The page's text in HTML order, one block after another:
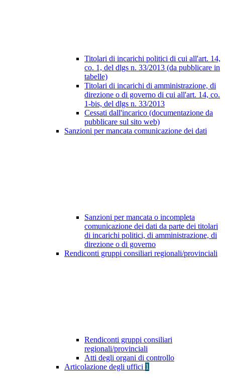
Titolari di incarichi politici di cui all'art. 14,
co. 1, del dlgs n. 33/2013 (da pubblicare in
tabelle)
Titolari di incarichi di amministrazione, di
direzione o di governo di cui all'art. 14, co.
1-bis, del dlgs n. 33/2013
Cessati dall'incarico (documentazione da
pubblicare sul sito web)
Sanzioni per mancata comunicazione dei dati
Sanzioni per mancata o incompleta
comunicazione dei dati da parte dei titolari
di incarichi politici, di amministrazione, di
direzione o di governo
Rendiconti gruppi consiliari regionali/provinciali
Rendiconti gruppi consiliari
regionali/provinciali
Atti degli organi di controllo
Articolazione degli uffici 1